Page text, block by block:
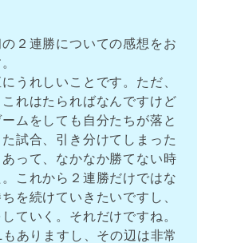
の２連勝についての感想をお
うれしいことです。ただ、
れはたらればなんですけど
ムをしても自分たちが落と
た試合、引き分けてしまった
って、なかなか勝てない時
これから２連勝だけではな
を続けていきたいですし、
ていく。それだけですね。
ありますし、その辺は非常